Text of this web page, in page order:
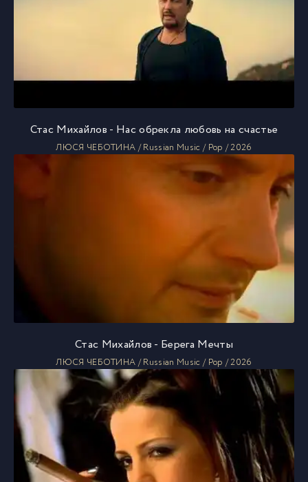
Стас Михайлов - Нас обрекла любовь на счастье
ЛЮСЯ ЧЕБОТИНА / Russian Music / Pop / 2026
Стас Михайлов - Берега Мечты
ЛЮСЯ ЧЕБОТИНА / Russian Music / Pop / 2026